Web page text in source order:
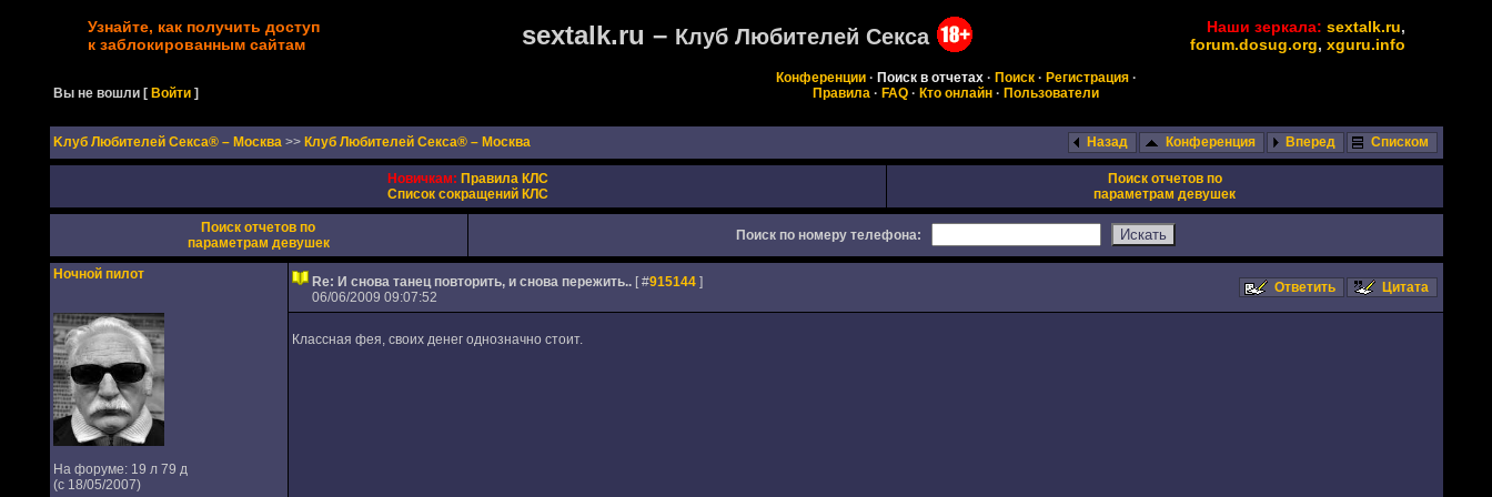
Узнайте, как получить доступ
к заблокированным сайтам
sextalk.ru – Клуб Любителей Секса Наши зеркала: sextalk.ru,
forum.dosug.org, xguru.info
Вы не вошли [Войти ]
Конференции· Поиск в отчетах· Поиск· Регистрация·
Правила · FAQ · Кто онлайн · Пользователи
Kлуб Любителей Секса® – Москва >> Клуб Любителей Секса® – Москва Назад Конференция Вперед Списком
Новичкам: Правила КЛС
Список сокращений КЛС
Поиск отчетов по
параметрам девушек
Поиск отчетов по
параметрам девушек
Поиск по номеру телефона:
Ночной пилот
На форуме: 19 л 79 д
(с 18/05/2007)
Re: И снова танец повторить, и снова пережить.. [ #915144]
06/06/2009 09:07:52
Ответить Цитата
Классная фея, своих денег однозначно стоит.